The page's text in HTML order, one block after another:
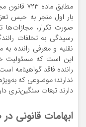
مطابق
بار اول منجر به حبس
صورت تکرار،
رسیدگی به تخلفات
نقلیه و معرفی راننده
این است که مسئولیت
راننده فاقد گواهینامه
ندارند؛ موضوعی که
دارند تبعات سنگین‌تری
ابهامات قانونی